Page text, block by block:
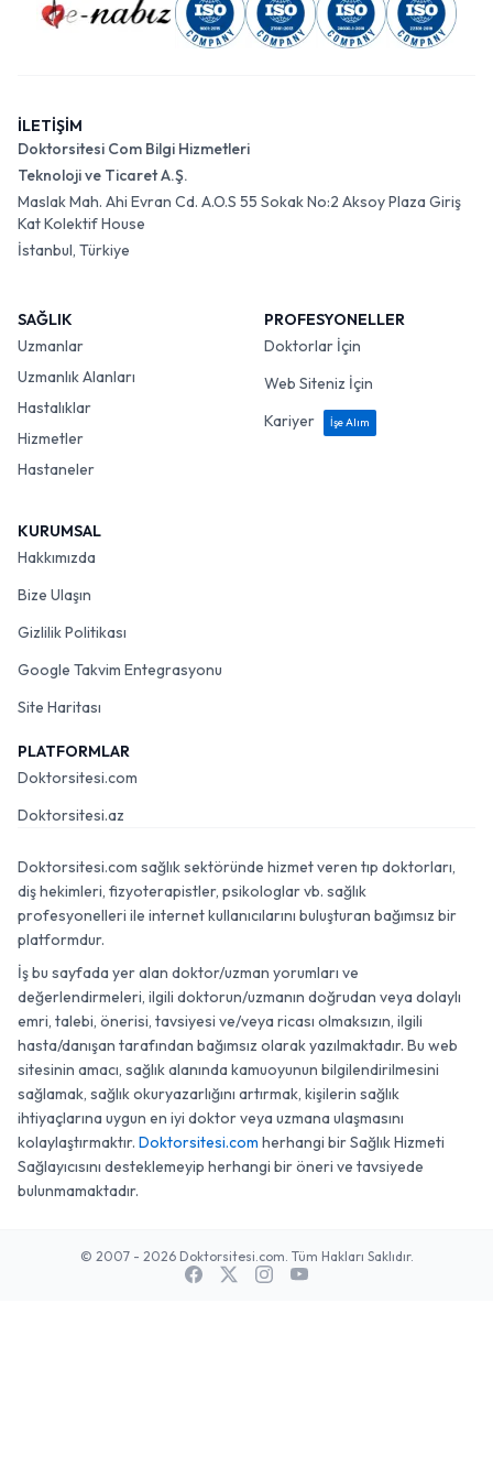
İLETİŞİM
Doktorsitesi Com Bilgi Hizmetleri
Teknoloji ve Ticaret A.Ş.
Maslak Mah. Ahi Evran Cd. A.O.S 55 Sokak No:2 Aksoy Plaza Giriş
Kat Kolektif House
İstanbul, Türkiye
SAĞLIK
Uzmanlar
Uzmanlık Alanları
Hastalıklar
Hizmetler
Hastaneler
PROFESYONELLER
Doktorlar İçin
Web Siteniz İçin
Kariyer
İşe Alım
KURUMSAL
Hakkımızda
Bize Ulaşın
Gizlilik Politikası
Google Takvim Entegrasyonu
Site Haritası
PLATFORMLAR
Doktorsitesi.com
Doktorsitesi.az
Doktorsitesi.com sağlık sektöründe hizmet veren tıp doktorları,
diş hekimleri, fizyoterapistler, psikologlar vb. sağlık
profesyonelleri ile internet kullanıcılarını buluşturan bağımsız bir
platformdur.
İş bu sayfada yer alan doktor/uzman yorumları ve
değerlendirmeleri, ilgili doktorun/uzmanın doğrudan veya dolaylı
emri, talebi, önerisi, tavsiyesi ve/veya ricası olmaksızın, ilgili
hasta/danışan tarafından bağımsız olarak yazılmaktadır. Bu web
sitesinin amacı, sağlık alanında kamuoyunun bilgilendirilmesini
sağlamak, sağlık okuryazarlığını artırmak, kişilerin sağlık
ihtiyaçlarına uygun en iyi doktor veya uzmana ulaşmasını
kolaylaştırmaktır. Doktorsitesi.com herhangi bir Sağlık Hizmeti
Sağlayıcısını desteklemeyip herhangi bir öneri ve tavsiyede
bulunmamaktadır.
© 2007 - 2026 Doktorsitesi.com. Tüm Hakları Saklıdır.